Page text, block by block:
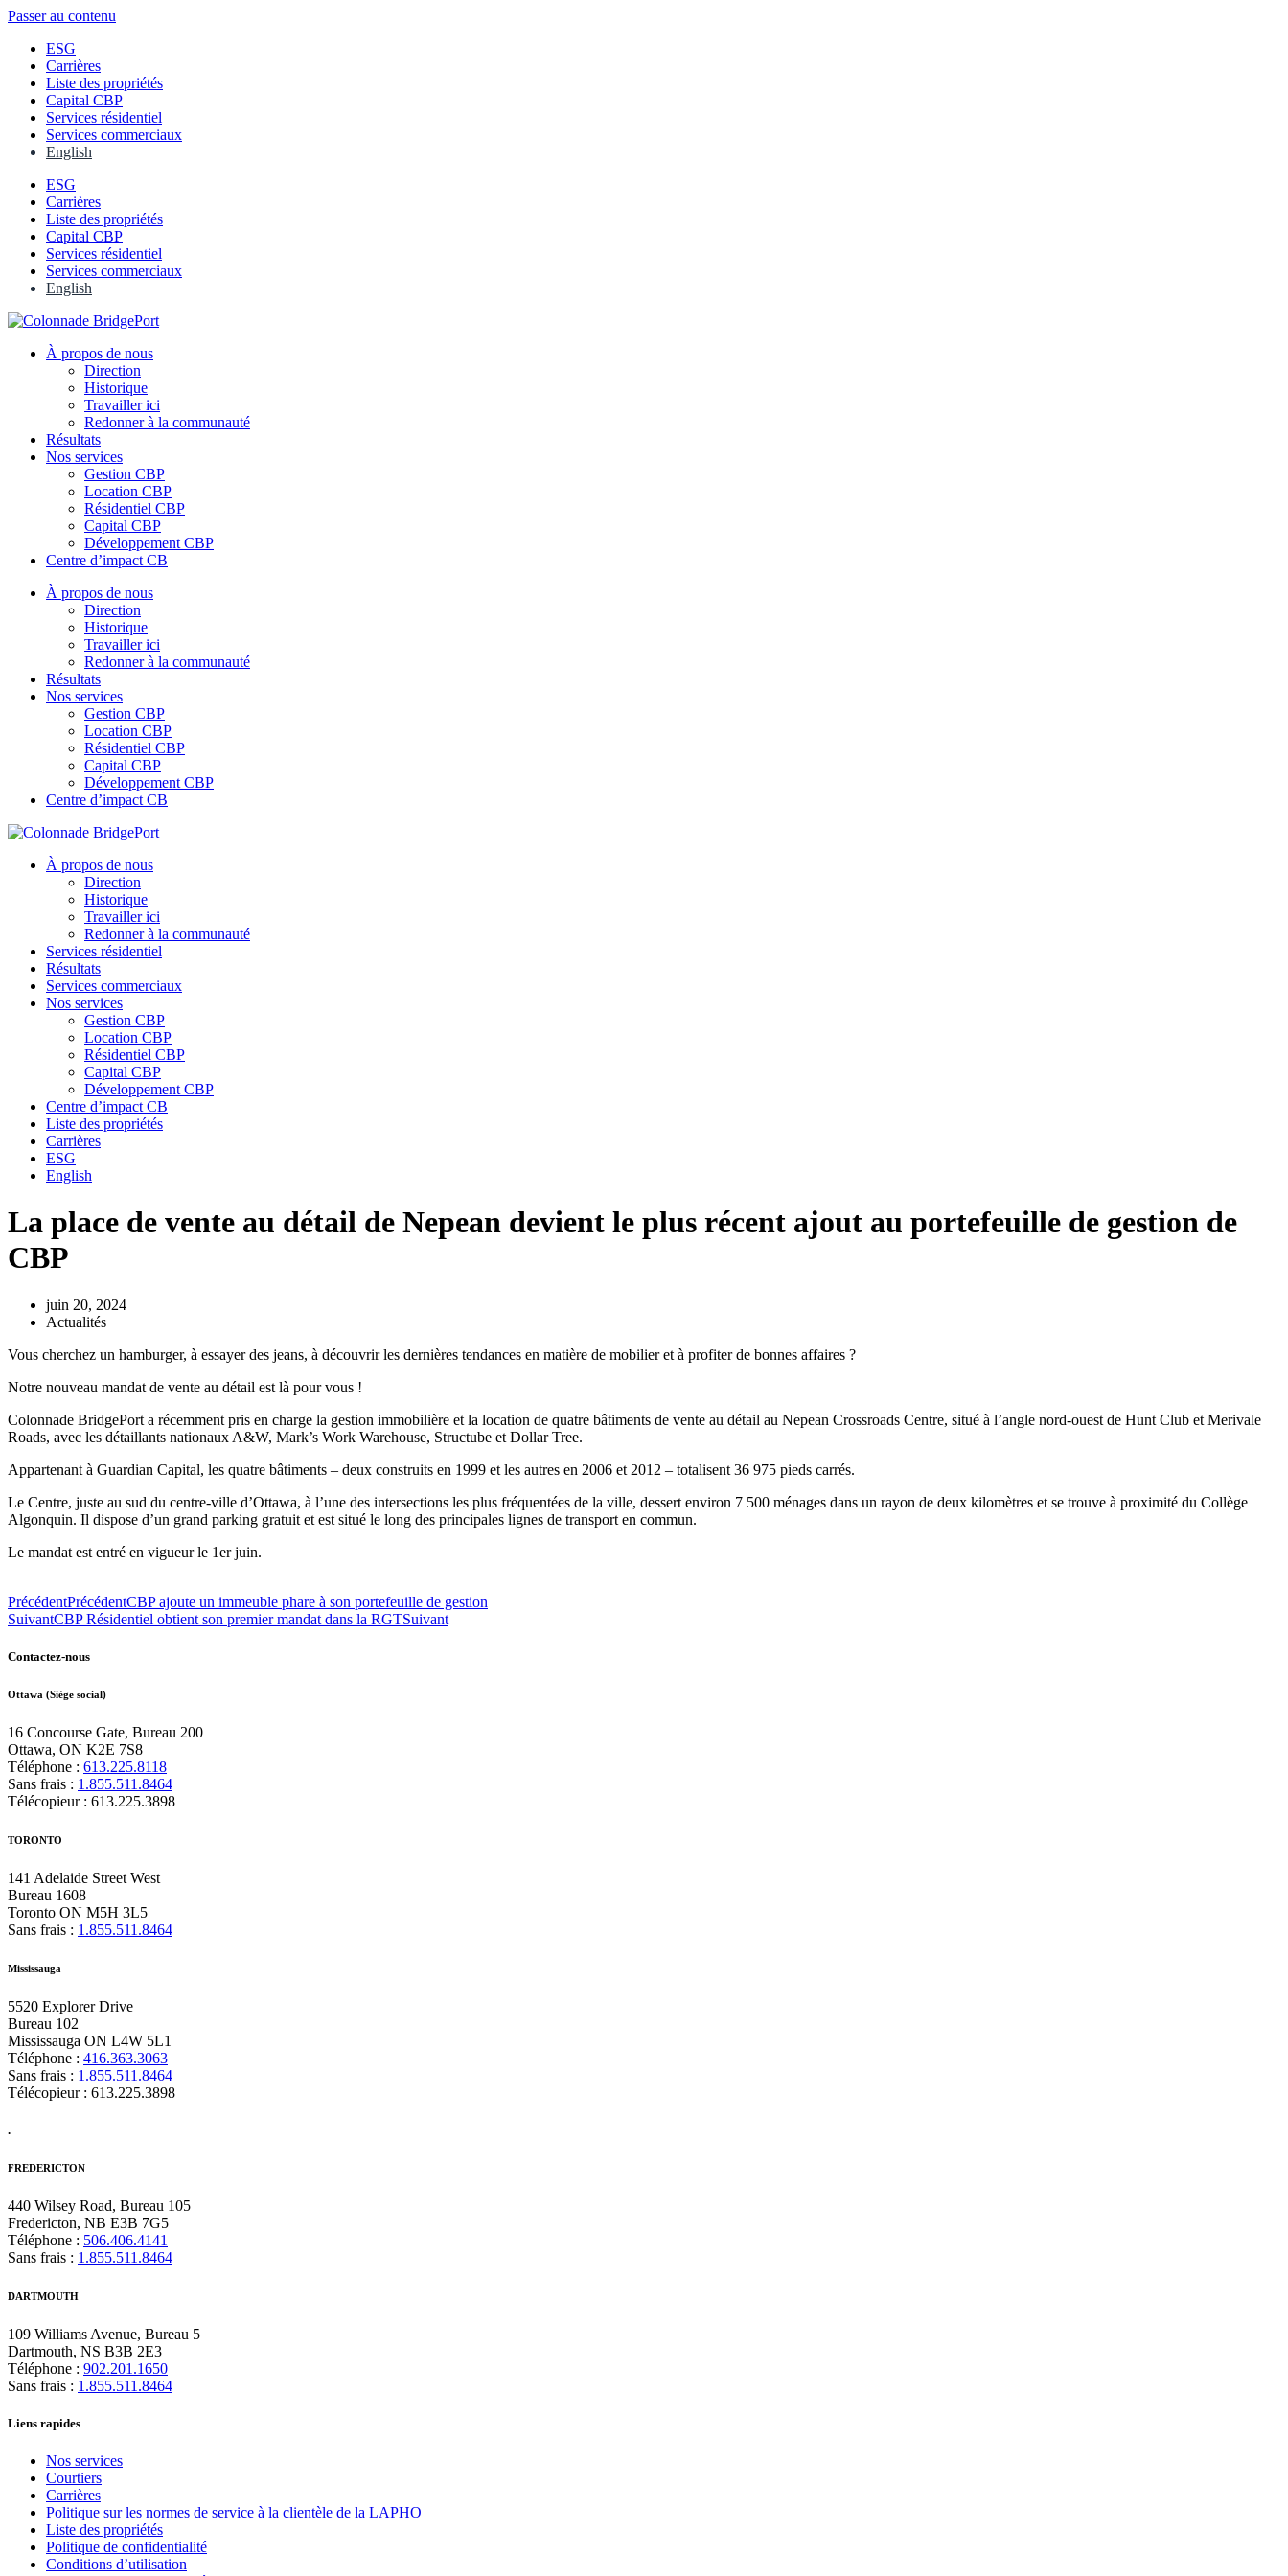
Passer au contenu
ESG
Carrières
Liste des propriétés
Capital CBP
Services résidentiel
Services commerciaux
English
ESG
Carrières
Liste des propriétés
Capital CBP
Services résidentiel
Services commerciaux
English
À propos de nous
Direction
Historique
Travailler ici
Redonner à la communauté
Résultats
Nos services
Gestion CBP
Location CBP
Résidentiel CBP
Capital CBP
Développement CBP
Centre d’impact CB
À propos de nous
Direction
Historique
Travailler ici
Redonner à la communauté
Résultats
Nos services
Gestion CBP
Location CBP
Résidentiel CBP
Capital CBP
Développement CBP
Centre d’impact CB
À propos de nous
Direction
Historique
Travailler ici
Redonner à la communauté
Services résidentiel
Résultats
Services commerciaux
Nos services
Gestion CBP
Location CBP
Résidentiel CBP
Capital CBP
Développement CBP
Centre d’impact CB
Liste des propriétés
Carrières
ESG
English
La place de vente au détail de Nepean devient le plus récent ajout au portefeuille de gestion de
CBP
juin 20, 2024
Actualités
Vous cherchez un hamburger, à essayer des jeans, à découvrir les dernières tendances en matière de mobilier et à profiter de bonnes affaires ?
Notre nouveau mandat de vente au détail est là pour vous !
Colonnade BridgePort a récemment pris en charge la gestion immobilière et la location de quatre bâtiments de vente au détail au Nepean Crossroads Centre, situé à l’angle nord-ouest de Hunt Club et Merivale
Roads, avec les détaillants nationaux A&W, Mark’s Work Warehouse, Structube et Dollar Tree.
Appartenant à Guardian Capital, les quatre bâtiments – deux construits en 1999 et les autres en 2006 et 2012 – totalisent 36 975 pieds carrés.
Le Centre, juste au sud du centre-ville d’Ottawa, à l’une des intersections les plus fréquentées de la ville, dessert environ 7 500 ménages dans un rayon de deux kilomètres et se trouve à proximité du Collège
Algonquin. Il dispose d’un grand parking gratuit et est situé le long des principales lignes de transport en commun.
Le mandat est entré en vigueur le 1er juin.
PrécédentPrécédentCBP ajoute un immeuble phare à son portefeuille de gestion
SuivantCBP Résidentiel obtient son premier mandat dans la RGTSuivant
Contactez-nous
Ottawa (Siège social)
16 Concourse Gate, Bureau 200
Ottawa, ON K2E 7S8
Téléphone : 613.225.8118
Sans frais : 1.855.511.8464
Télécopieur : 613.225.3898
TORONTO
141 Adelaide Street West
Bureau 1608
Toronto ON M5H 3L5
Sans frais : 1.855.511.8464
Mississauga
5520 Explorer Drive
Bureau 102
Mississauga ON L4W 5L1
Téléphone : 416.363.3063
Sans frais : 1.855.511.8464
Télécopieur : 613.225.3898
.
FREDERICTON
440 Wilsey Road, Bureau 105
Fredericton, NB E3B 7G5
Téléphone : 506.406.4141
Sans frais : 1.855.511.8464
DARTMOUTH
109 Williams Avenue, Bureau 5
Dartmouth, NS B3B 2E3
Téléphone : 902.201.1650
Sans frais : 1.855.511.8464
Liens rapides
Nos services
Courtiers
Carrières
Politique sur les normes de service à la clientèle de la LAPHO
Liste des propriétés
Politique de confidentialité
Conditions d’utilisation